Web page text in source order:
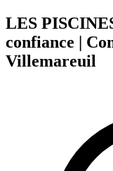
LES
confiance |
Villemareuil